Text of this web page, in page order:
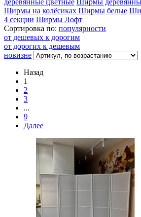
Ширмы на колёсиках Ширмы белые
4 секции Ширмы Лофт
Сортировка по: популярности
от дешевых к дорогим
от дорогих к дешевым
новизне
Назад
1
2
3
...
9
Далее